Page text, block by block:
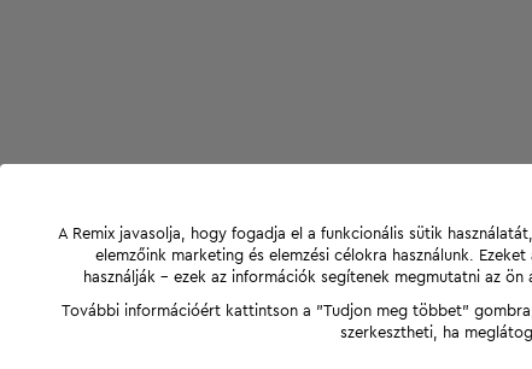
A Remix javasolja, hogy fogadja el a funkcionális sütik
elemzőink marketing és elemzési célokra használunk.
használják - ezek az információk segítenek megmutatni az
További információért kattintson a "Tudjon meg többet"
szerkesztheti, ha